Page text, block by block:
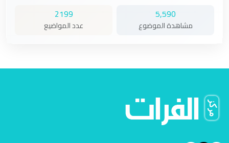
5,590
مشاهدة الموضوع
2199
عدد المواضيع